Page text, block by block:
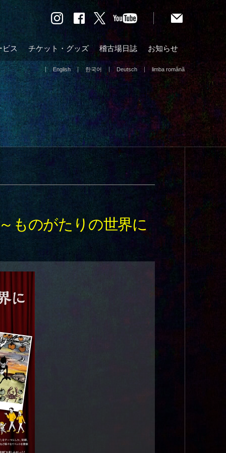
ビス チケット・グッズ 稽古場日誌 お知らせ
English 한국어 Deutsch limba română
ものがたりの世界に